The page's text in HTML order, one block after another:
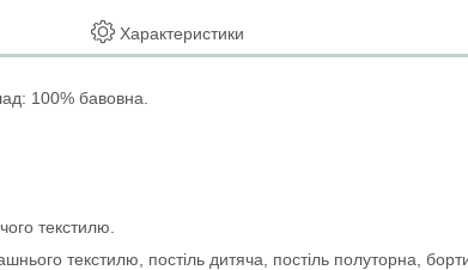
Характеристики
100% бавовна.
текстилю.
текстилю, постіль дитяча, постіль полуторна,